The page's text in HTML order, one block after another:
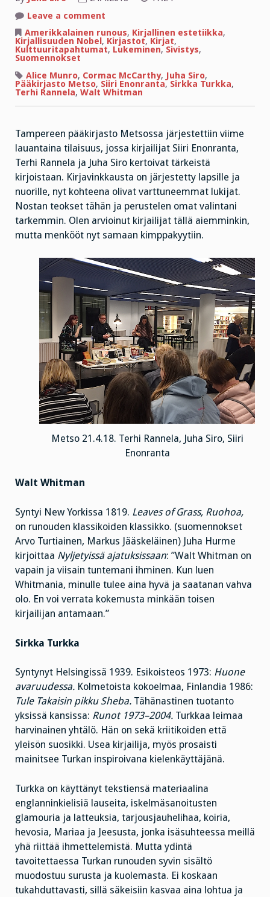
Leave a comment
ja
latteuksia,
tarjousjauhelihaa,
koiria
hevosia
Amerikkalainen runous, Kirjallinen estetiikka,
Kirjallisuuden Nobel , Kirjastot, Kirjat,
Kulttuuritapahtumat, Lukeminen, Sivistys,
Suomennokset
Alice Munro, Cormac McCarthy, Juha Siro,
Pääkirjasto Metso, Siiri Enonranta, Sirkka Turkka,
Terhi Rannela, Walt Whitman
Tampereen pääkirjasto Metsossa järjestettiin viime
lauantaina tilaisuus, jossa kirjailijat Siiri Enonranta,
Terhi Rannela ja Juha Siro kertoivat tärkeistä
kirjoistaan. Kirjavinkkausta on järjestetty lapsille ja
nuorille, nyt kohteena olivat varttuneemmat lukijat.
Nostan teokset tähän ja perustelen omat valintani
tarkemmin. Olen arvioinut kirjailijat tällä aiemminkin,
mutta menkööt nyt samaan kimppakyytiin.
Metso 21.4.18. Terhi Rannela, Juha Siro, Siiri
Enonranta
Walt Whitman
Syntyi New Yorkissa 1819. Leaves of Grass, Ruohoa,
on runouden klassikoiden klassikko. (suomennokset
Arvo Turtiainen, Markus Jääskeläinen) Juha Hurme
kirjoittaa Nyljetyissä ajatuksissaan: ”Walt Whitman on
vapain ja viisain tuntemani ihminen. Kun luen
Whitmania, minulle tulee aina hyvä ja saatanan vahva
olo. En voi verrata kokemusta minkään toisen
kirjailijan antamaan.”
Sirkka Turkka
Syntynyt Helsingissä 1939. Esikoisteos 1973: Huone
avaruudessa. Kolmetoista kokoelmaa, Finlandia 1986:
Tule Takaisin pikku Sheba. Tähänastinen tuotanto
yksissä kansissa: Runot 1973–2004. Turkkaa leimaa
harvinainen yhtälö. Hän on sekä kriitikoiden että
yleisön suosikki. Usea kirjailija, myös prosaisti
mainitsee Turkan inspiroivana kielenkäyttäjänä.
Turkka on käyttänyt tekstiensä materiaalina
englanninkielisiä lauseita, iskelmäsanoitusten
glamouria ja latteuksia, tarjousjauhelihaa, koiria,
hevosia, Mariaa ja Jeesusta, jonka isäsuhteessa meillä
yhä riittää ihmettelemistä. Mutta ydintä
tavoitettaessa Turkan runouden syvin sisältö
muodostuu surusta ja kuolemasta. Ei koskaan
tukahduttavasti, sillä säkeisiin kasvaa aina lohtua ja